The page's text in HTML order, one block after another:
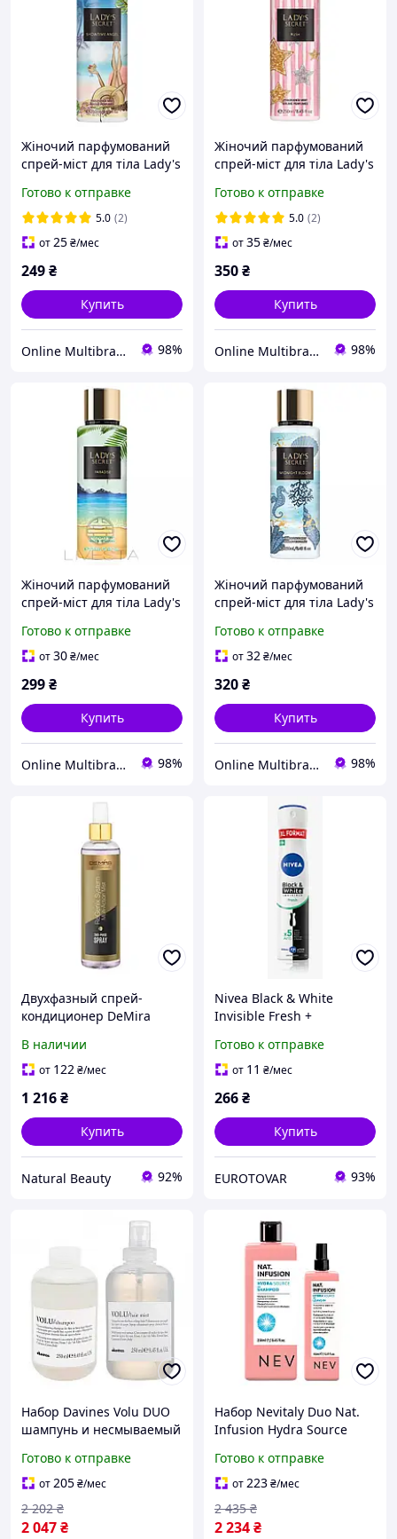
Жіночий парфумований
спрей-міст для тіла Lady's
250 мл
Готово к отправке
5.0 (2)
от25₴/мес
249₴
Купить
Online Multibrand Store 98%
Жіночий парфумований
спрей-міст для тіла Lady's
Готово к отправке
5.0 (2)
от35₴/мес
350₴
Купить
Online Multibrand Store 98%
Жіночий парфумований
спрей-міст для тіла Lady's
Готово к отправке
от30₴/мес
299₴
Купить
Online Multibrand Store 98%
Жіночий парфумований
спрей-міст для тіла Lady's
250 мл
Готово к отправке
от32₴/мес
320₴
Купить
Online Multibrand Store 98%
Двухфазный спрей-
кондиционер DeMira
System Multi-Action Mist
250 мл original
В наличии
от 122₴/мес
1 216₴
Купить
Natural Beauty 92%
Nivea Black & White
Invisible Fresh +
антиперспірант спрей
для жінок, 250 мл
Готово к отправке
от 11 ₴/мес
266₴
Купить
EUROTOVAR 93%
Набор Davines Volu DUO
шампунь и несмываемый
объему волосам, 2х250 мл
Готово к отправке
от205₴/мес
2 047₴
2 202 ₴
Набор Nevitaly Duo Nat.
Infusion Hydra Source
увлажнения сухих волос,
250/150 мл
Готово к отправке
от223₴/мес
2 234₴
2 435 ₴